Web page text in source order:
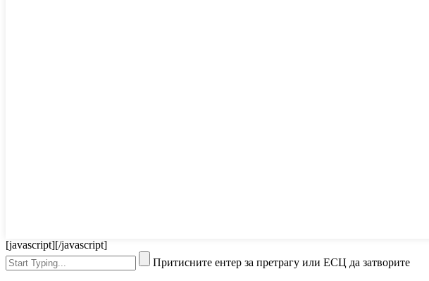
[javascript][/javascript]
Притисните ентер за претрагу или ЕСЦ да затворите